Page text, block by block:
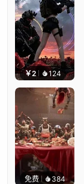
￥2 124 宅婳氏
免费 384鲨鲨啊